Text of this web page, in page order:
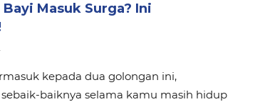
Masuk Surga? Ini
kepada dua golongan ini,
baiknya selama kamu masih hidup